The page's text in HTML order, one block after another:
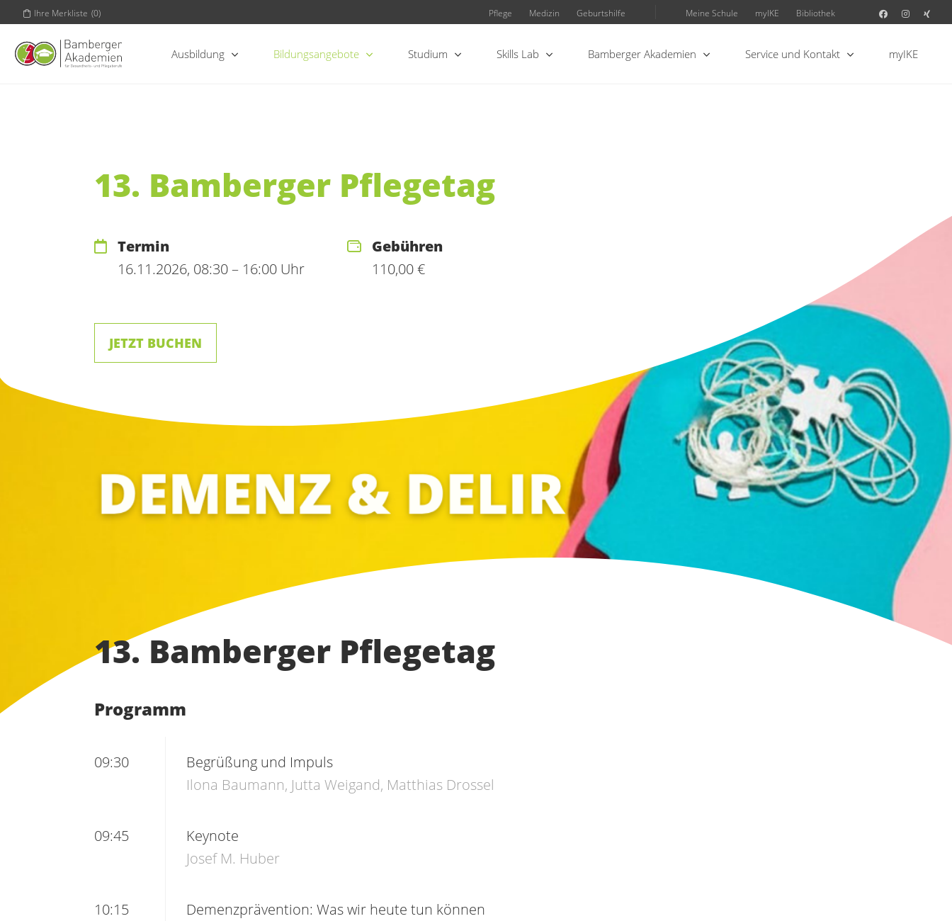
Ihre Merkliste (0) Pflege Medizin Geburtshilfe Meine Schule myIKE Bibliothek
Ausbildung Bildungsangebote Studium Skills Lab Bamberger Akademien Service und Kontakt myIKE
13. Bamberger Pflegetag
Termin
16.11.2026, 08:30 – 16:00 Uhr
Gebühren
110,00 €
JETZT BUCHEN
13. Bamberger Pflegetag
Programm
09:30
Begrüßung und Impuls
Ilona Baumann, Jutta Weigand, Matthias Drossel
09:45
Keynote
Josef M. Huber
10:15
Demenzprävention: Was wir heute tun können